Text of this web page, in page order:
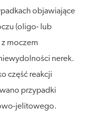
objawiające
(oligo- lub
moczem
nerek.
część reakcji
przypadki
jelitowego.